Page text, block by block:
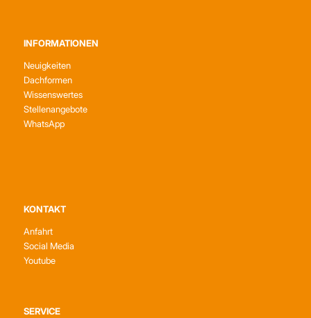
INFORMATIONEN
Neuigkeiten
Dachformen
Wissenswertes
Stellenangebote
WhatsApp
KONTAKT
Anfahrt
Social Media
Youtube
SERVICE